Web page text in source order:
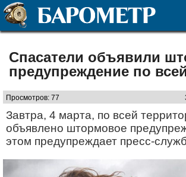
Спасатели объявили
предупреждение по
Просмотров: 77
Завтра, 4 марта, по всей
объявлено штормовое
этом предупреждает пресс-